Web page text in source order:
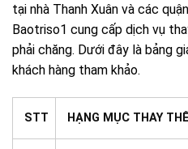
tại nhà Thanh Xuân và các
Baotriso1 cung cấp dịch vụ
phải chăng. Dưới đây là bảng
khách hàng tham khảo.
STT HẠNG MỤC THAY THẾ